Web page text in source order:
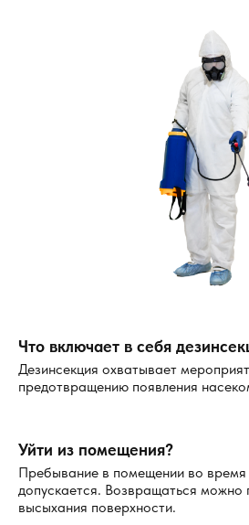
Гели наносят на муравьиные
питаются отравленной
колонию, что приводит к
Хорошо подходят для
мест. Однако их эффект
важно дополнительно
передвижения насекомых. Как
действует при контакте,
Если народные и доступные методы
обратиться к специалистам. Наша
предоставляет услуги по
Что включает в себя
Дезинсекция охватывает
предотвращению появления
Уйти из помещения?
Пребывание в помещении во
допускается. Возвращаться можно
высыхания поверхности.